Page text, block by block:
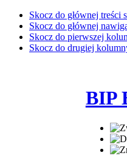
Skocz do głównej treści
Skocz do głównej
Skocz do pierwszej
Skocz do drugiej
BIP